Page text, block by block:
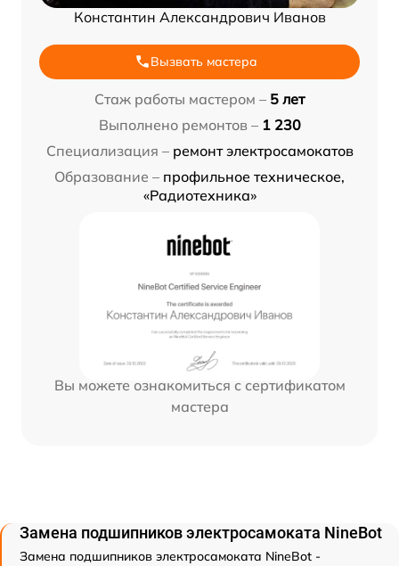
Константин Александрович Иванов
Вызвать мастера
Стаж работы мастером – 5 лет
Выполнено ремонтов – 1 230
Специализация – ремонт электросамокатов
Образование – профильное техническое,
«Радиотехника»
Вы можете ознакомиться с сертификатом
мастера
Замена подшипников электросамоката NineBot
Замена подшипников электросамоката NineBot -